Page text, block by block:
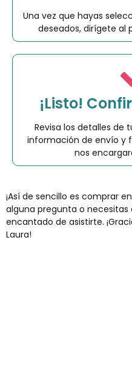
Una vez que hayas
deseados, dirígete al
¡Listo!
Revisa los detalles de
información de envío y
nos
¡Así de sencillo es comprar
alguna pregunta o
encantado de asistirte.
Laura!